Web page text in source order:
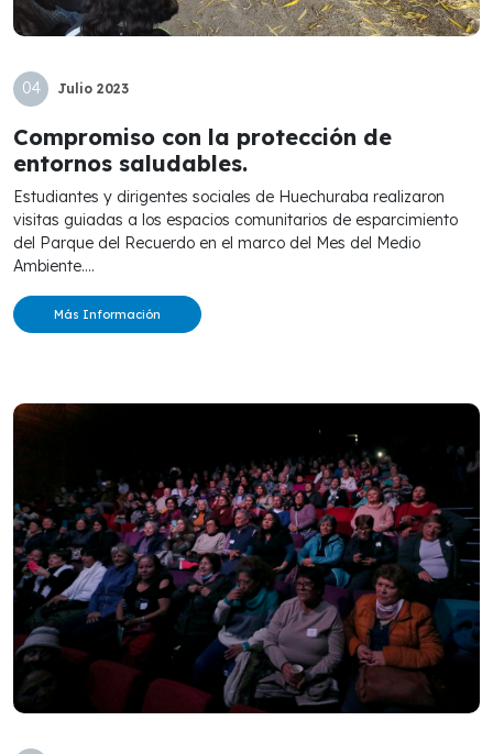
04 Julio 2023
Compromiso con la protección de
entornos saludables.
Estudiantes y dirigentes sociales de Huechuraba realizaron
visitas guiadas a los espacios comunitarios de esparcimiento
del Parque del Recuerdo en el marco del Mes del Medio
Ambiente....
Más Información